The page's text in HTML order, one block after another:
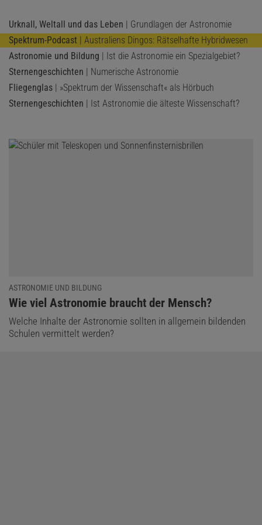
Urknall, Weltall und das Leben | Grundlagen der Astronomie
Spektrum-Podcast | Australiens Dingos: Rätselhafte Hybridwesen
Astronomie und Bildung | Ist die Astronomie ein Spezialgebiet?
Sternengeschichten | Numerische Astronomie
Fliegenglas | »Spektrum der Wissenschaft« als Hörbuch
Sternengeschichten | Ist Astronomie die älteste Wissenschaft?
ASTRONOMIE UND BILDUNG
:
Wie viel Astronomie braucht der Mensch?
Welche Inhalte der Astronomie sollten in allgemein bildenden
Schulen vermittelt werden?